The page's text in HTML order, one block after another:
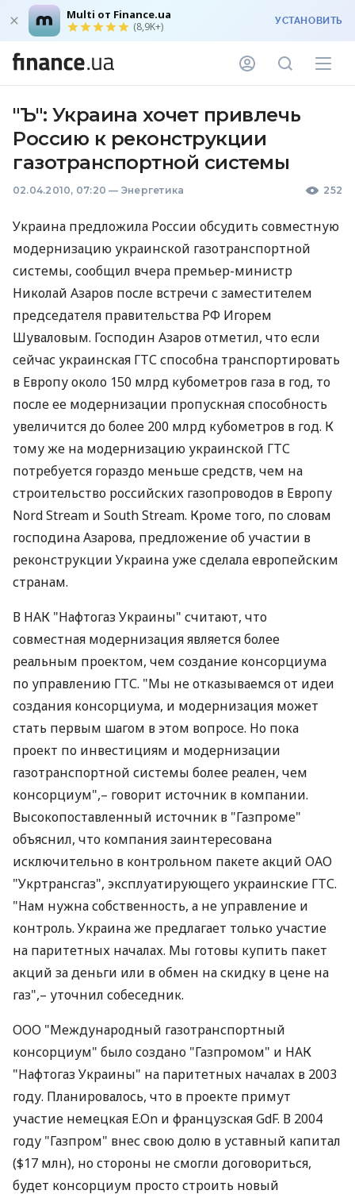
Multi от Finance.ua
(8,9K+) УСТАНОВИТЬ
"Ъ": Украина хочет привлечь
Россию к реконструкции
газотранспортной системы
02.04.2010, 07:20 — Энергетика 252
Украина предложила России обсудить совместную
модернизацию украинской газотранспортной
системы, сообщил вчера премьер-министр
Николай Азаров после встречи с заместителем
председателя правительства РФ Игорем
Шуваловым. Господин Азаров отметил, что если
сейчас украинская ГТС способна транспортировать
в Европу около 150 млрд кубометров газа в год, то
после ее модернизации пропускная способность
увеличится до более 200 млрд кубометров в год. К
тому же на модернизацию украинской ГТС
потребуется гораздо меньше средств, чем на
строительство российских газопроводов в Европу
Nord Stream и South Stream. Кроме того, по словам
господина Азарова, предложение об участии в
реконструкции Украина уже сделала европейским
странам.
В НАК "Нафтогаз Украины" считают, что
совместная модернизация является более
реальным проектом, чем создание консорциума
по управлению ГТС. "Мы не отказываемся от идеи
создания консорциума, и модернизация может
стать первым шагом в этом вопросе. Но пока
проект по инвестициям и модернизации
газотранспортной системы более реален, чем
консорциум",– говорит источник в компании.
Высокопоставленный источник в "Газпроме"
объяснил, что компания заинтересована
исключительно в контрольном пакете акций ОАО
"Укртрансгаз", эксплуатирующего украинские ГТС.
"Нам нужна собственность, а не управление и
контроль. Украина же предлагает только участие
на паритетных началах. Мы готовы купить пакет
акций за деньги или в обмен на скидку в цене на
газ",– уточнил собеседник.
ООО "Международный газотранспортный
консорциум" было создано "Газпромом" и НАК
"Нафтогаз Украины" на паритетных началах в 2003
году. Планировалось, что в проекте примут
участие немецкая E.On и французская GdF. В 2004
году "Газпром" внес свою долю в уставный капитал
($17 млн), но стороны не смогли договориться,
будет консорциум просто строить новый